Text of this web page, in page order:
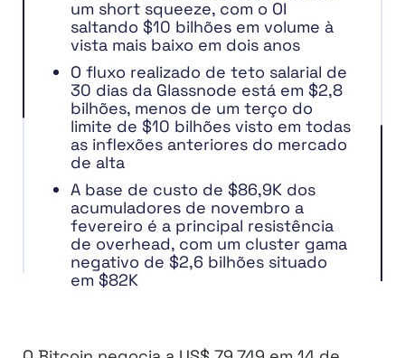
um short squeeze, com o OI
saltando $10 bilhões em volume à
vista mais baixo em dois anos
O fluxo realizado de teto salarial de
30 dias da Glassnode está em $2,8
bilhões, menos de um terço do
limite de $10 bilhões visto em todas
as inflexões anteriores do mercado
de alta
A base de custo de $86,9K dos
acumuladores de novembro a
fevereiro é a principal resistência
de overhead, com um cluster gama
negativo de $2,6 bilhões situado
em $82K